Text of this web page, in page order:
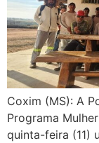
Coxim (MS): A
Programa
quinta-feira (11)